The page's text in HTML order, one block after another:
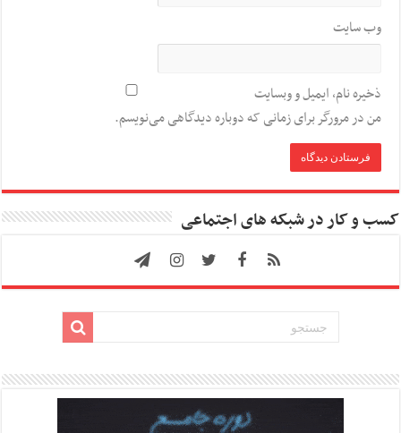
وب‌ سایت
ذخیره نام، ایمیل و وبسایت
من در مرورگر برای زمانی که دوباره دیدگاهی می‌نویسم.
کسب و کار در شبکه های اجتماعی